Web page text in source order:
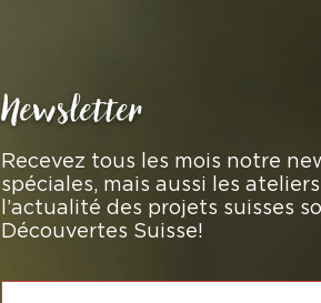
Newsletter
Recevez tous les mois notre
spéciales, mais aussi les
l’actualité des projets suisses
Découvertes Suisse!